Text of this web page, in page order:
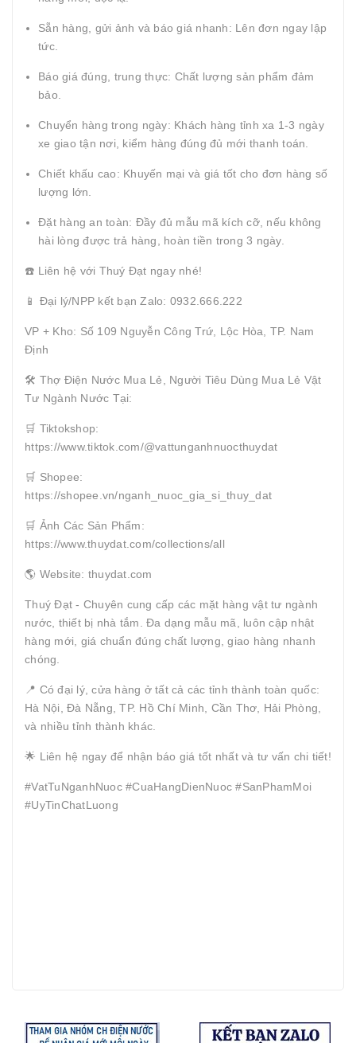
Sẵn hàng, gửi ảnh và báo giá nhanh: Lên đơn ngay lập
tức.
Báo giá đúng, trung thực: Chất lượng sản phẩm đảm
bảo.
Chuyển hàng trong ngày: Khách hàng tỉnh xa 1-3 ngày
xe giao tận nơi, kiểm hàng đúng đủ mới thanh toán.
Chiết khấu cao: Khuyến mại và giá tốt cho đơn hàng số
lượng lớn.
Đặt hàng an toàn: Đầy đủ mẫu mã kích cỡ, nếu không
hài lòng được trả hàng, hoàn tiền trong 3 ngày.
☎️ Liên hệ với Thuý Đạt ngay nhé!
📱 Đại lý/NPP kết bạn Zalo: 0932.666.222
VP + Kho: Số 109 Nguyễn Công Trứ, Lộc Hòa, TP. Nam
Định
🛠️ Thợ Điện Nước Mua Lẻ, Người Tiêu Dùng Mua Lẻ Vật
Tư Ngành Nước Tại:
🛒 Tiktokshop:
https://www.tiktok.com/@vattunganhnuocthuydat
🛒 Shopee:
https://shopee.vn/nganh_nuoc_gia_si_thuy_dat
🛒 Ảnh Các Sản Phẩm:
https://www.thuydat.com/collections/all
🌎 Website: thuydat.com
Thuý Đạt - Chuyên cung cấp các mặt hàng vật tư ngành
nước, thiết bị nhà tắm. Đa dạng mẫu mã, luôn cập nhật
hàng mới, giá chuẩn đúng chất lượng, giao hàng nhanh
chóng.
📍 Có đại lý, cửa hàng ở tất cả các tỉnh thành toàn quốc:
Hà Nội, Đà Nẵng, TP. Hồ Chí Minh, Cần Thơ, Hải Phòng,
và nhiều tỉnh thành khác.
🌟 Liên hệ ngay để nhận báo giá tốt nhất và tư vấn chi tiết!
#VatTuNganhNuoc #CuaHangDienNuoc #SanPhamMoi
#UyTinChatLuong